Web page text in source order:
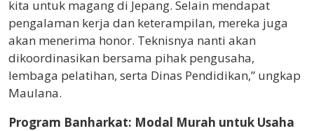
kita untuk magang di Jepang. Selain mendapat
pengalaman kerja dan keterampilan, mereka juga
akan menerima honor. Teknisnya nanti akan
dikoordinasikan bersama pihak pengusaha,
lembaga pelatihan, serta Dinas Pendidikan,” ungkap
Maulana.
Program Banharkat: Modal Murah untuk Usaha